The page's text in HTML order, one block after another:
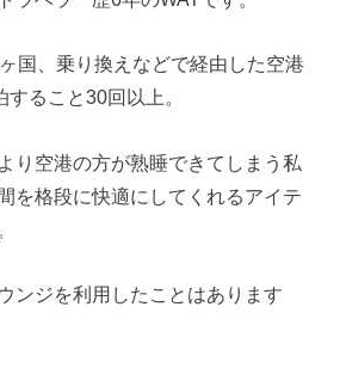
国、乗り換えなどで経由した空港
ること30回以上。
り空港の方が熟睡できてしまう私
を格段に快適にしてくれるアイテ
ンジを利用したことはあります